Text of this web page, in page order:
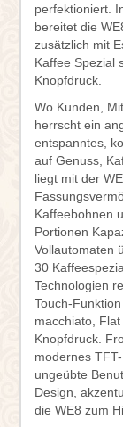
perfektioniert.
bereitet die
zusätzlich mit
Kaffee Spezial
Knopfdruck.
Wo Kunden,
herrscht ein
entspanntes,
auf Genuss,
liegt mit der
Kaffeebohnen
Portionen
Vollautomaten
30
Technologien
Touch-
macchiato,
Knopfdruck.
modernes
ungeübte
Design,
die WE8 zum